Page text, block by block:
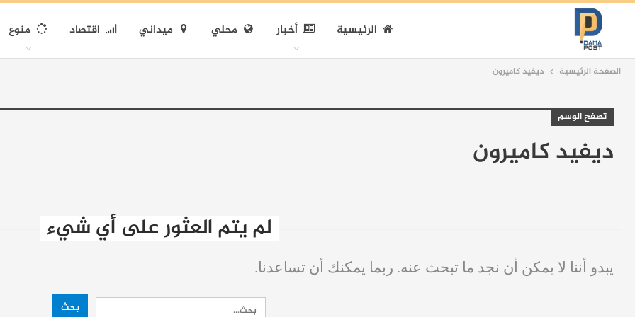
الرئيسية أخبار محلي ميداني اقتصاد منوع
الصفحة الرئيسية ديفيد كاميرون
تصفح الوسم
ديفيد كاميرون
لم يتم العثور على أي شيء
يبدو أننا لا يمكن أن نجد ما تبحث عنه. ربما يمكنك أن تساعدنا.